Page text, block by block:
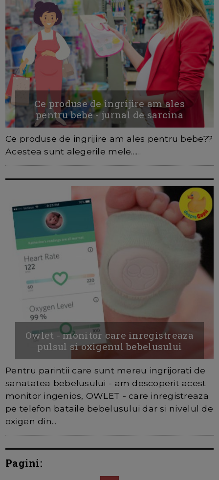
Ce produse de ingrijire am ales
pentru bebe - jurnal de sarcina
Ce produse de ingrijire am ales pentru bebe??
Acestea sunt alegerile mele......
Owlet - monitor care inregistreaza
pulsul si oxigenul bebelusului
Pentru parintii care sunt mereu ingrijorati de
sanatatea bebelusului - am descoperit acest
monitor ingenios, OWLET - care inregistreaza
pe telefon bataile bebelusului dar si nivelul de
oxigen din...
Pagini: